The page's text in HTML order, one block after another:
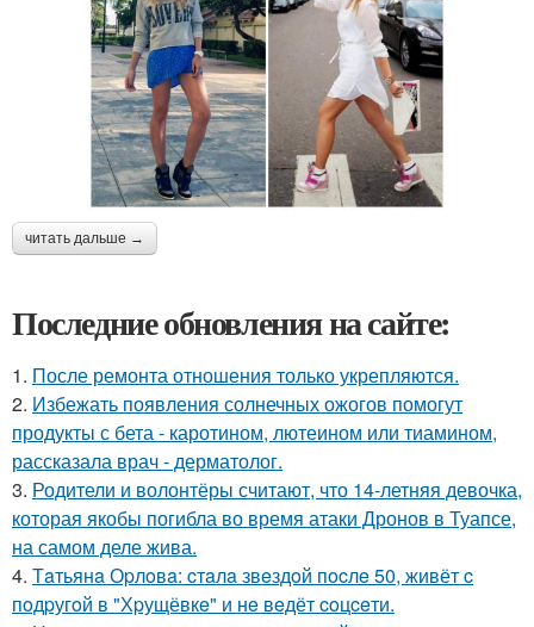
читать дальше →
Последние обновления на сайте:
1. После ремонта отношения только укрепляются.
2. Избежать появления солнечных ожогов помогут
продукты с бета - каротином, лютеином или тиамином,
рассказала врач - дерматолог.
3. Родители и волонтёры считают, что 14-летняя девочка,
которая якобы погибла во время атаки Дронов в Туапсе,
на самом деле жива.
4. Тaтьянa Оpлoвa: cтaлa звeздoй пocлe 50, живёт c
пoдpугoй в "Хpущёвкe" и нe вeдёт coцceти.